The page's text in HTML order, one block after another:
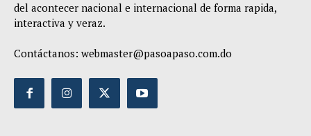
del acontecer nacional e internacional de forma rapida,
interactiva y veraz.
Contáctanos: webmaster@pasoapaso.com.do